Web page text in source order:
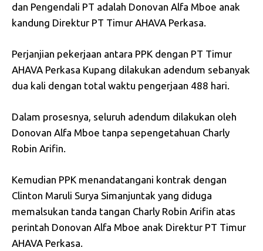
dan Pengendali PT adalah Donovan Alfa Mboe anak
kandung Direktur PT Timur AHAVA Perkasa.
Perjanjian pekerjaan antara PPK dengan PT Timur
AHAVA Perkasa Kupang dilakukan adendum sebanyak
dua kali dengan total waktu pengerjaan 488 hari.
Dalam prosesnya, seluruh adendum dilakukan oleh
Donovan Alfa Mboe tanpa sepengetahuan Charly
Robin Arifin.
Kemudian PPK menandatangani kontrak dengan
Clinton Maruli Surya Simanjuntak yang diduga
memalsukan tanda tangan Charly Robin Arifin atas
perintah Donovan Alfa Mboe anak Direktur PT Timur
AHAVA Perkasa.